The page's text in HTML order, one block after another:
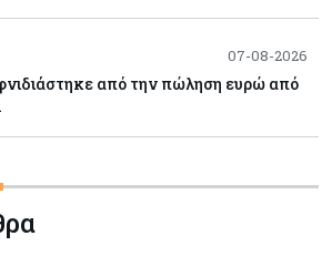
07-08-2026
από την πώληση ευρώ από